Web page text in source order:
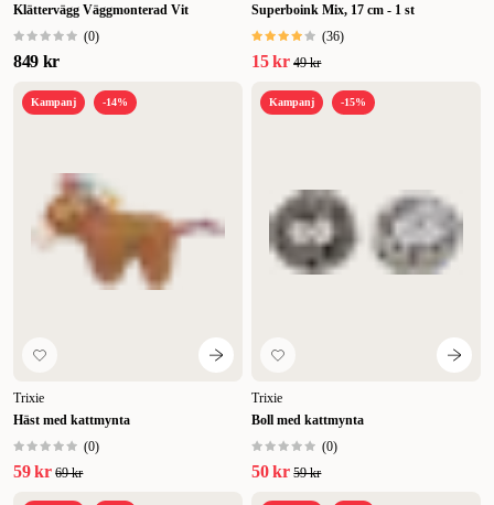
Klättervägg Väggmonterad Vit
(0)
849 kr
Superboink Mix, 17 cm - 1 st
(36)
15 kr 49 kr
Kampanj -14%
Trixie
Häst med kattmynta
(0)
59 kr 69 kr
Kampanj -15%
Trixie
Boll med kattmynta
(0)
50 kr 59 kr